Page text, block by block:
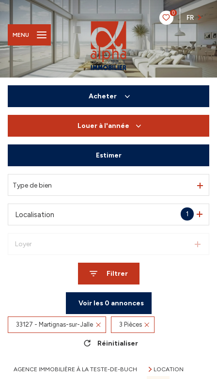
0
FR
MENU
Acheter
Du neuf
De l'immo pro
Louer à l'année
De l'immo pro
Estimer
Type de bien
1
Localisation
Loyer
Filtrer
Voir les 0 annonces
33127 - Martignas-sur-Jalle 3 Pièces
Réinitialiser
AGENCE IMMOBILIÈRE À LA TESTE-DE-BUCH
LOCATION